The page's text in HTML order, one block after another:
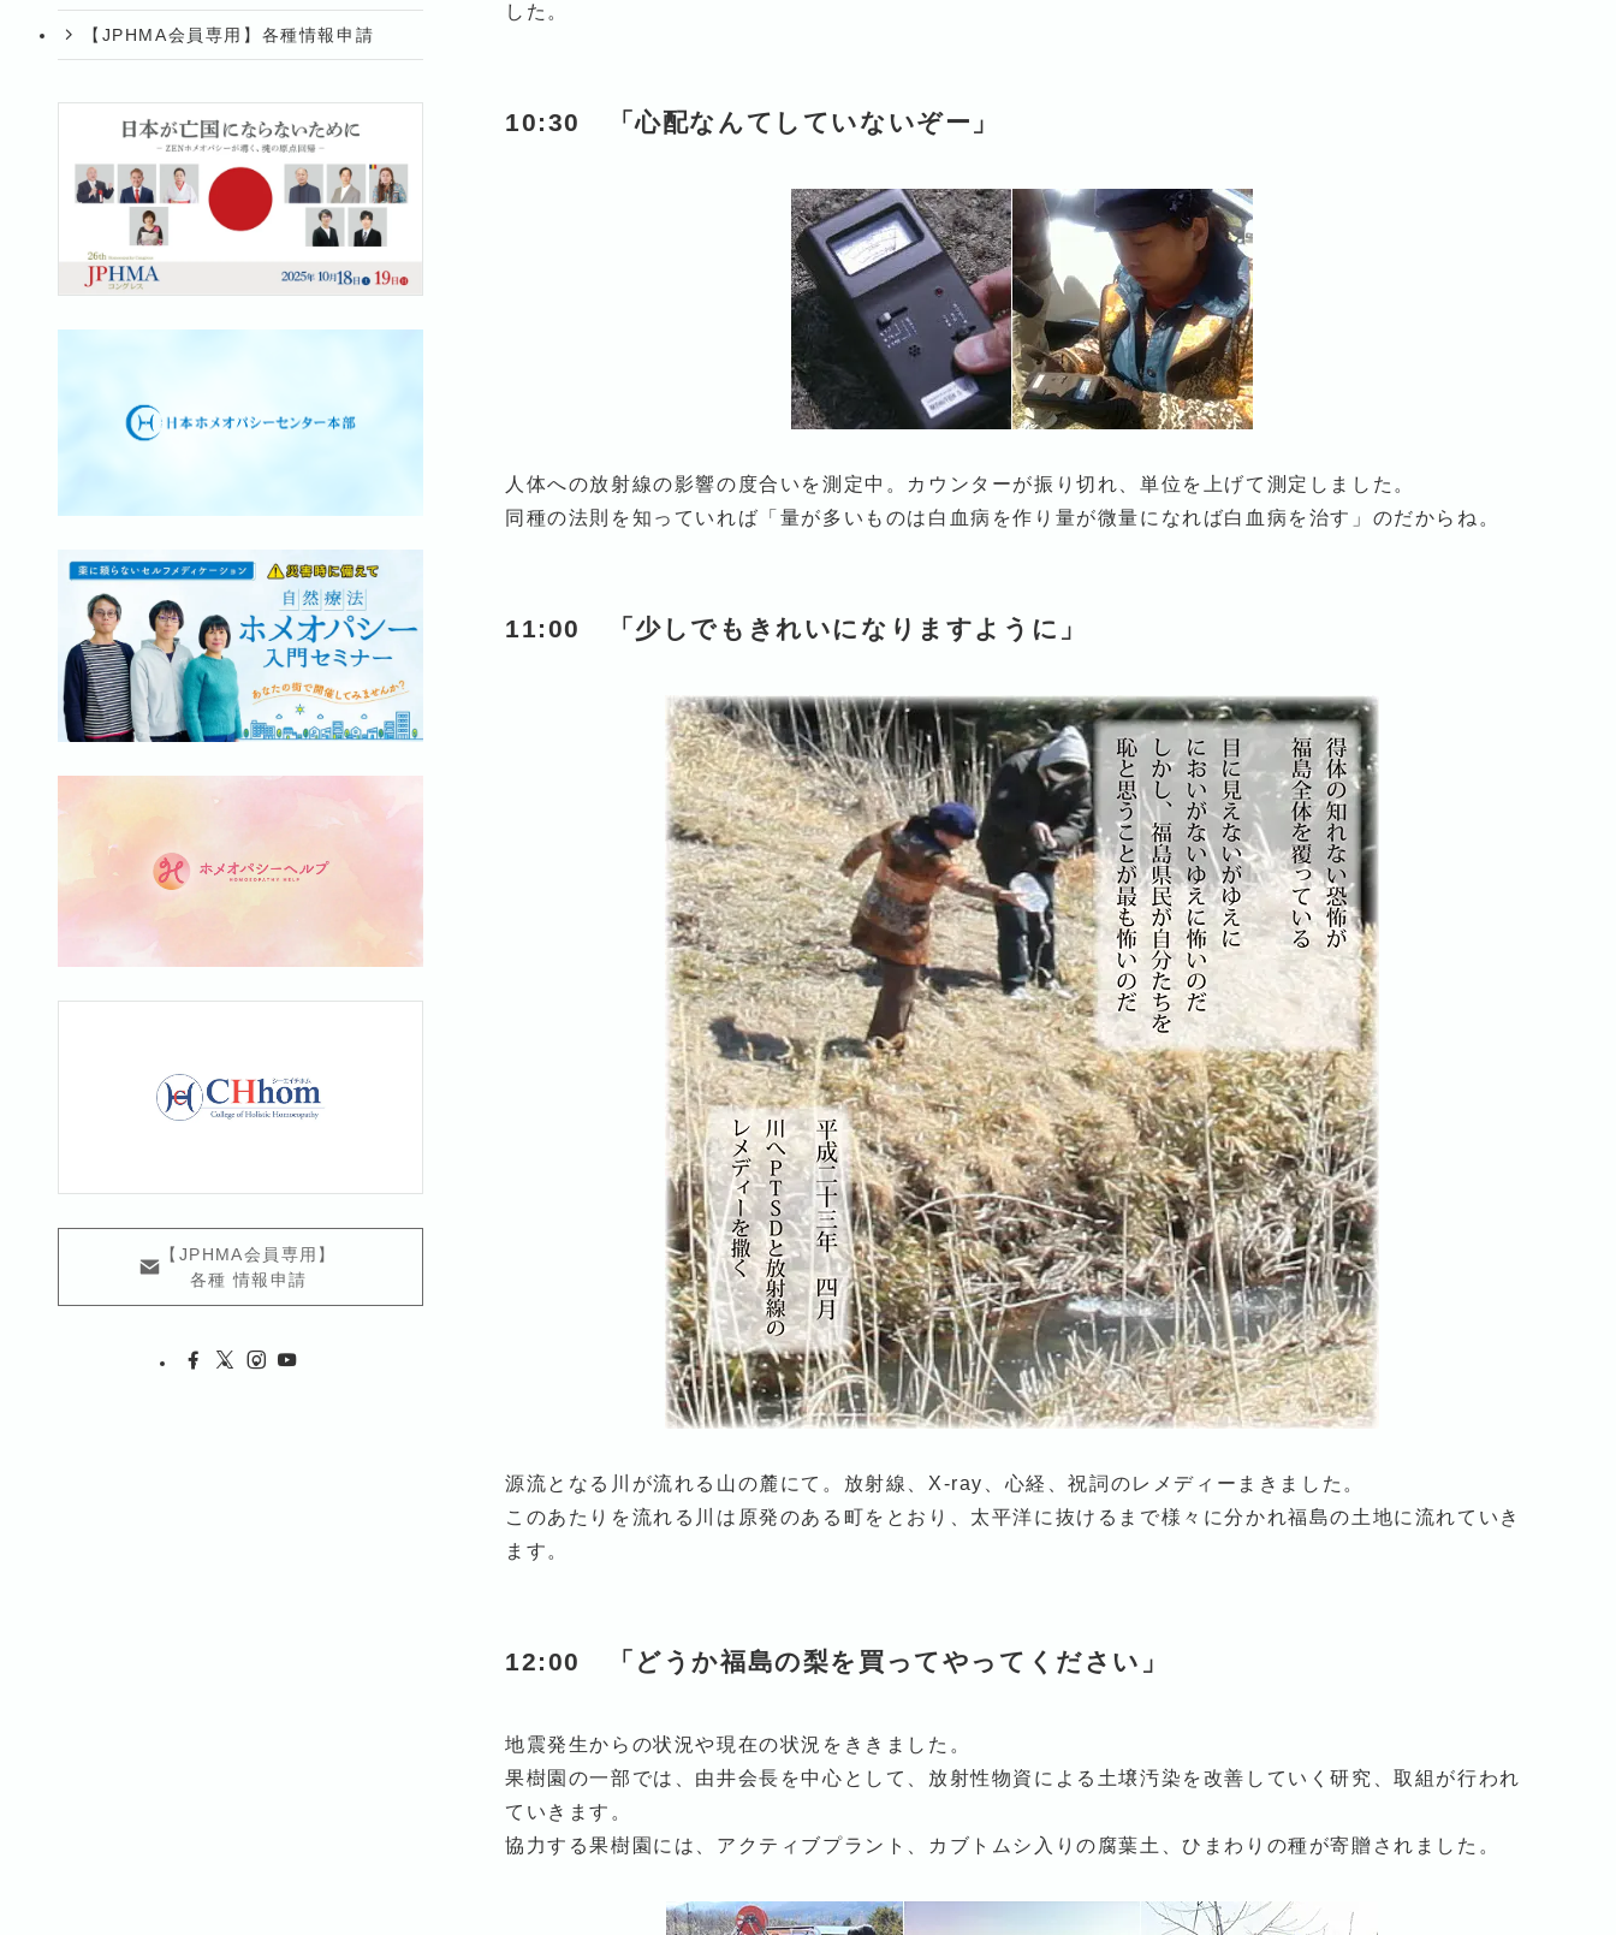
した。
10:30 「心配なんてしていないぞー」
人体への放射線の影響の度合いを測定中。カウンターが振り切れ、単位を上げて測定しました。
同種の法則を知っていれば「量が多いものは白血病を作り量が微量になれば白血病を治す」のだからね。
11:00 「少しでもきれいになりますように」
源流となる川が流れる山の麓にて。放射線、X-ray、心経、祝詞のレメディーまきました。
このあたりを流れる川は原発のある町をとおり、太平洋に抜けるまで様々に分かれ福島の土地に流れていき
ます。
12:00 「どうか福島の梨を買ってやってください」
地震発生からの状況や現在の状況をききました。
果樹園の一部では、由井会長を中心として、放射性物資による土壌汚染を改善していく研究、取組が行われ
ていきます。
協力する果樹園には、アクティブプラント、カブトムシ入りの腐葉土、ひまわりの種が寄贈されました。
【JPHMA会員専用】各種情報申請
【JPHMA会員専用】
各種 情報申請